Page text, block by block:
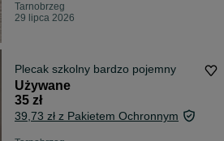
Tarnobrzeg
29 lipca 2026
Plecak szkolny bardzo pojemny
Używane
35 zł
39,73 zł z Pakietem Ochronnym